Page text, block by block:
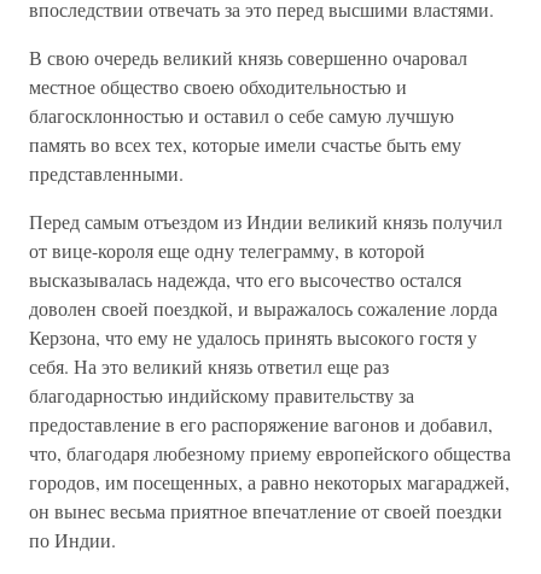
впоследствии отвечать за это перед высшими властями.
В свою очередь великий князь совершенно очаровал
местное общество своею обходительностью и
благосклонностью и оставил о себе самую лучшую
память во всех тех, которые имели счастье быть ему
представленными.
Перед самым отъездом из Индии великий князь получил
от вице-короля еще одну телеграмму, в которой
высказывалась надежда, что его высочество остался
доволен своей поездкой, и выражалось сожаление лорда
Керзона, что ему не удалось принять высокого гостя у
себя. На это великий князь ответил еще раз
благодарностью индийскому правительству за
предоставление в его распоряжение вагонов и добавил,
что, благодаря любезному приему европейского общества
городов, им посещенных, а равно некоторых магараджей,
он вынес весьма приятное впечатление от своей поездки
по Индии.